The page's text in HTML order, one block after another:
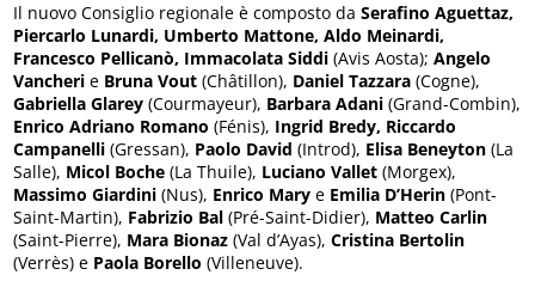
Il nuovo Consiglio regionale è composto daSerafino Aguettaz,
Piercarlo Lunardi, Umberto Mattone, Aldo Meinardi,
Francesco Pellicanò, Immacolata Siddi (Avis Aosta);Angelo
Vancheri e Bruna Vout (Châtillon), Daniel Tazzara (Cogne),
Gabriella Glarey (Courmayeur), Barbara Adani (Grand-Combin),
Enrico Adriano Romano (Fénis), Ingrid Bredy, Riccardo
Campanelli (Gressan), Paolo David (Introd), Elisa Beneyton (La
Salle), Micol Boche (La Thuile), Luciano Vallet (Morgex),
Massimo Giardini (Nus), Enrico Mary e Emilia D’Herin (Pont-
Saint-Martin), Fabrizio Bal (Pré-Saint-Didier), Matteo Carlin
(Saint-Pierre), Mara Bionaz (Val d’Ayas),Cristina Bertolin
(Verrès) e Paola Borello (Villeneuve).